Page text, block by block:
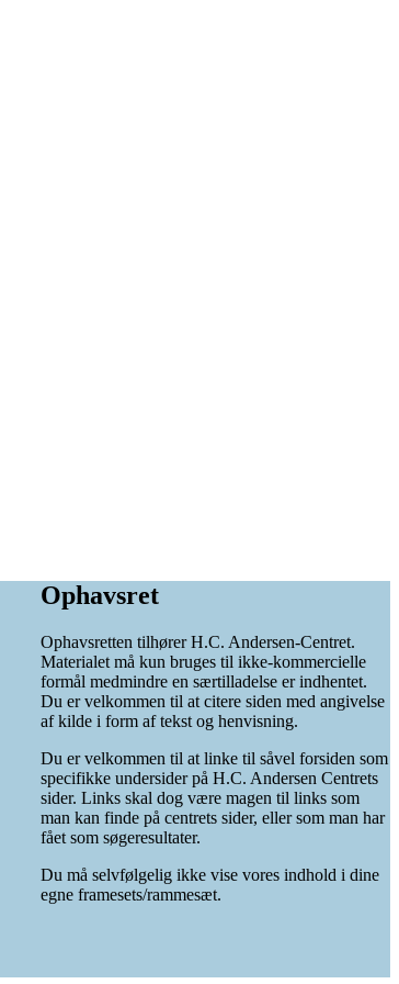
Ophavsret
Ophavsretten tilhører H.C. Andersen-Centret.
Materialet må kun bruges til ikke-kommercielle
formål medmindre en særtilladelse er indhentet.
Du er velkommen til at citere siden med angivelse
af kilde i form af tekst og henvisning.
Du er velkommen til at linke til såvel forsiden som
specifikke undersider på H.C. Andersen Centrets
sider. Links skal dog være magen til links som
man kan finde på centrets sider, eller som man har
fået som søgeresultater.
Du må selvfølgelig ikke vise vores indhold i dine
egne framesets/rammesæt.